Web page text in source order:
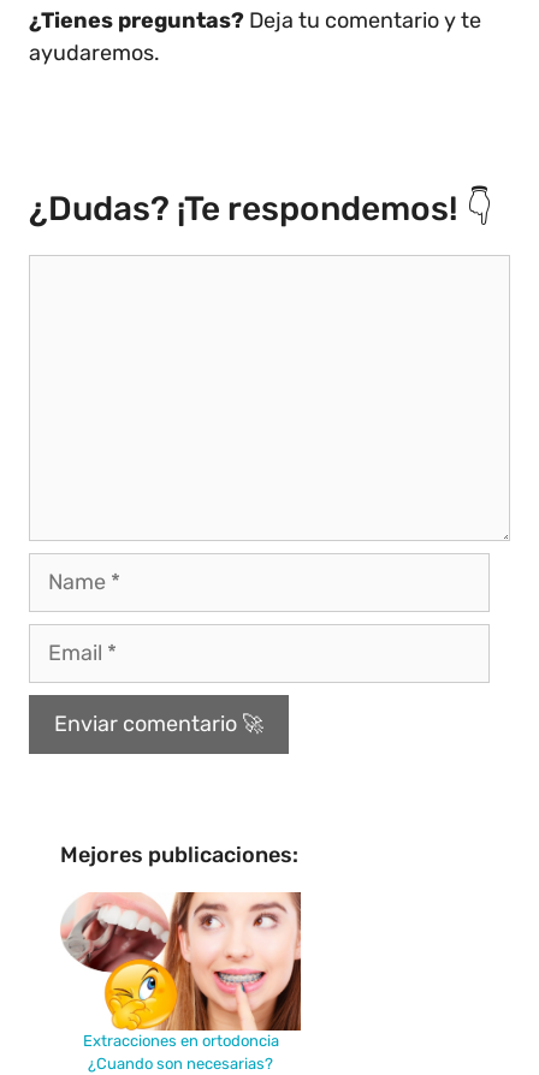
¿Tienes preguntas? Deja tu comentario y te
ayudaremos.
¿Dudas? ¡Te respondemos! 👇
Mejores publicaciones:
Extracciones en ortodoncia
¿Cuando son necesarias?